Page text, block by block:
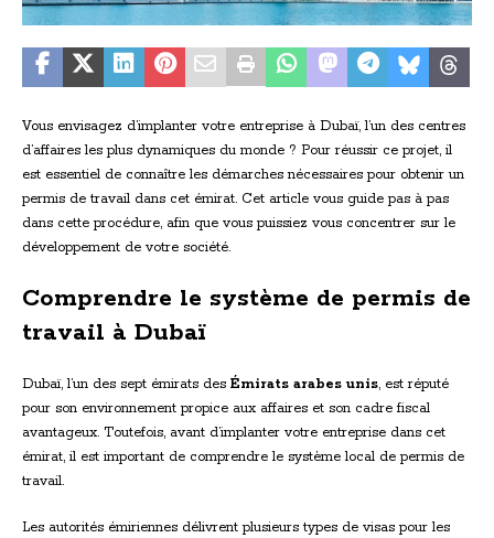
Vous envisagez d’implanter votre entreprise à Dubaï, l’un des centres
d’affaires les plus dynamiques du monde ? Pour réussir ce projet, il
est essentiel de connaître les démarches nécessaires pour obtenir un
permis de travail dans cet émirat. Cet article vous guide pas à pas
dans cette procédure, afin que vous puissiez vous concentrer sur le
développement de votre société.
Comprendre le système de permis de
travail à Dubaï
Dubaï, l’un des sept émirats des Émirats arabes unis, est réputé
pour son environnement propice aux affaires et son cadre fiscal
avantageux. Toutefois, avant d’implanter votre entreprise dans cet
émirat, il est important de comprendre le système local de permis de
travail.
Les autorités émiriennes délivrent plusieurs types de visas pour les